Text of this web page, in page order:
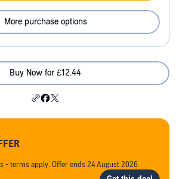
More purchase options
Buy Now for £12.44
- terms apply. Offer ends 24 August 2026.